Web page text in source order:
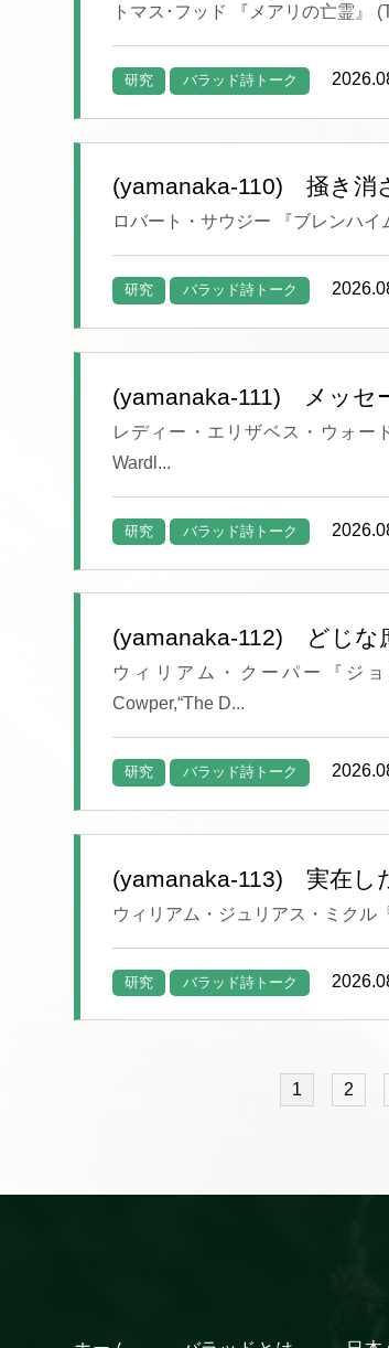
トマス･フッド 『メアリの亡霊』
研究 バラッド詩トーク
(yamanaka-110) 掻き消
ロバート・サウジー 『ブレンハイ
研究 バラッド詩トーク
(yamanaka-111) メッセ
レディー・エリザベス・ウォー
Wardl...
研究 バラッド詩トーク
(yamanaka-112) どじな
ウィリアム・クーパー『ジ
Cowper,“The D...
研究 バラッド詩トーク
(yamanaka-113) 実在し
ウィリアム・ジュリアス・ミクル
研究 バラッド詩トーク
ナ
1 2